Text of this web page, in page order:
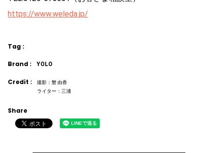
https://www.weleda.jp/
Tag :
Brand : YOLO
Credit :
撮影：蟹 由香
ライター：三浦
Share